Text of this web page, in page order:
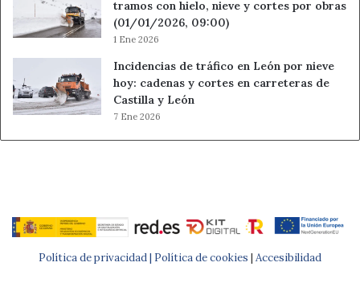
tramos con hielo, nieve y cortes por obras
(01/01/2026, 09:00)
1 Ene 2026
Incidencias de tráfico en León por nieve
hoy: cadenas y cortes en carreteras de
Castilla y León
7 Ene 2026
Política de privacidad | Política de cookies | Accesibilidad